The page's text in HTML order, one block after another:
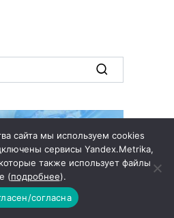
сайта мы используем cookies
сервисы Yandex.Metrika,
также использует файлы
(подробнее).
согласна